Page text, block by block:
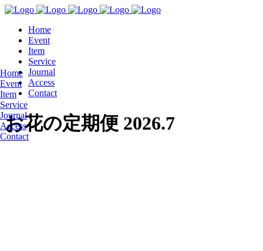
Home
Event
Item
Service
Journal
Access
Contact
Home
Event
Item
Service
Journal
Access
Contact
お花の定期便 2026.7